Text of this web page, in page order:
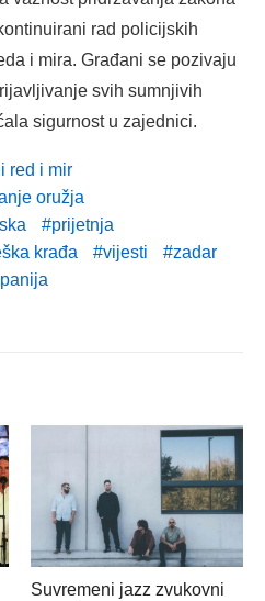
rad policijskih
i mira. Građani se pozivaju
svih sumnjivih
sigurnost u zajednici.
red i mir
oružja
prijetnja
krađa vijesti
zadar
Suvremeni jazz zvukovni